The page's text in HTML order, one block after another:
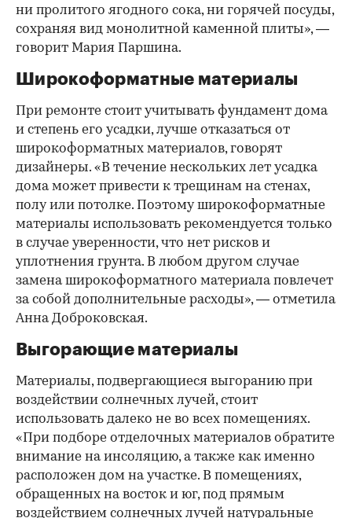
ни пролитого ягодного сока, ни горячей посуды,
сохраняя вид монолитной каменной плиты», —
говорит Мария Паршина.
Широкоформатные материалы
При ремонте стоит учитывать фундамент дома
и степень его усадки, лучше отказаться от
широкоформатных материалов, говорят
дизайнеры. «В течение нескольких лет усадка
дома может привести к трещинам на стенах,
полу или потолке. Поэтому широкоформатные
материалы использовать рекомендуется только
в случае уверенности, что нет рисков и
уплотнения грунта. В любом другом случае
замена широкоформатного материала повлечет
за собой дополнительные расходы», — отметила
Анна Доброковская.
Выгорающие материалы
Материалы, подвергающиеся выгоранию при
воздействии солнечных лучей, стоит
использовать далеко не во всех помещениях.
«При подборе отделочных материалов обратите
внимание на инсоляцию, а также как именно
расположен дом на участке. В помещениях,
обращенных на восток и юг, под прямым
воздействием солнечных лучей натуральные